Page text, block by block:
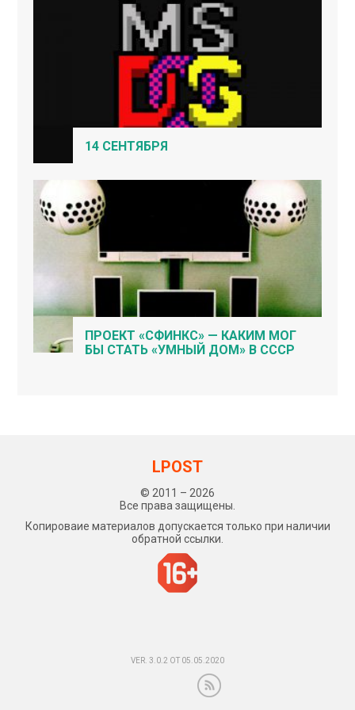
14 СЕНТЯБРЯ
ПРОЕКТ «СФИНКС» — КАКИМ МОГ
БЫ СТАТЬ «УМНЫЙ ДОМ» В СССР
LPOST
© 2011 – 2026
Все права защищены.
Копироваие материалов допускается только при наличии
обратной ссылки.
VER. 3.0.2 ОТ 05.05.2020